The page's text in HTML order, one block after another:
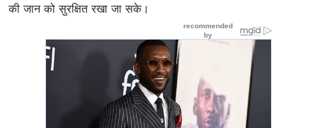
की जान को सुरक्षित रखा जा सके।